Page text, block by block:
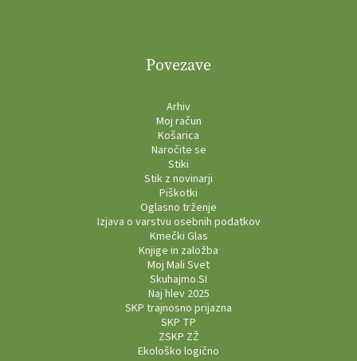
Povezave
Arhiv
Moj račun
Košarica
Naročite se
Stiki
Stik z novinarji
Piškotki
Oglasno trženje
Izjava o varstvu osebnih podatkov
Kmečki Glas
Knjige in založba
Moj Mali Svet
Skuhajmo.SI
Naj hlev 2025
SKP trajnosno prijazna
SKP TP
ZSKP ZŽ
Ekološko logično